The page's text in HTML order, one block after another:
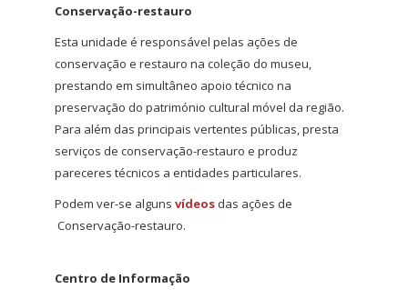
Conservação-restauro
Esta unidade é responsável pelas ações de
conservação e restauro na coleção do museu,
prestando em simultâneo apoio técnico na
preservação do património cultural móvel da região.
Para além das principais vertentes públicas, presta
serviços de conservação-restauro e produz
pareceres técnicos a entidades particulares.
Podem ver-se alguns vídeos das ações de
Conservação-restauro.
Centro de Informação